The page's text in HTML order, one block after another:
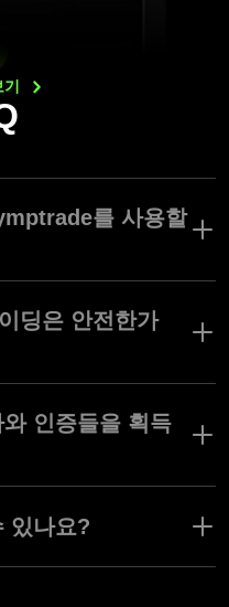
기
를 사용할
이딩 모델을 합법적으로 운
브로커입니다.
딩은 안전한가
로커와 소비자 간의 분쟁을
관인 금융 위원회의 감독을 받
으로 고수하는 회사들만이 금
는 2016년 2월 22
를 받고 있으며, 입금액이 최
인증들을 획득
로커입니다. 모리셔스 금융 서
의 일부입니다. 이는
제 표준을 준수한다는 것을 의
있나요?